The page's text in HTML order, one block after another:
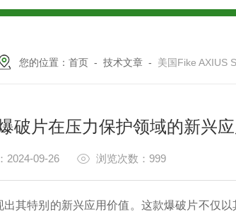
您的位置： 首页 - 技术文章 - 美国Fike AXIUS
破片在压力保护领域的新兴应
2024-09-26 浏览次数：999
其特别的新兴应用价值。这款爆破片不仅